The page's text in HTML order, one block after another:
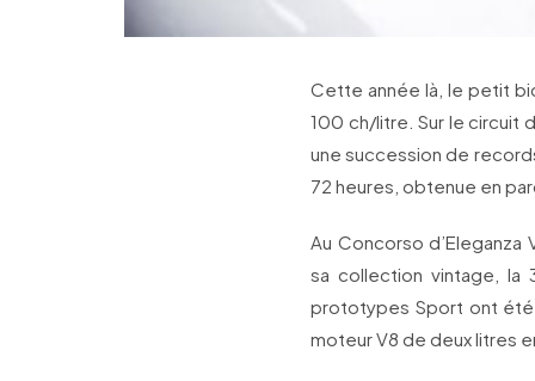
Cette année là, le petit
100 ch/litre. Sur le circuit
une succession de
72 heures, obtenue en
Au Concorso d’Eleganza
sa collection vintage, la
prototypes Sport ont été
moteur V8 de deux litres